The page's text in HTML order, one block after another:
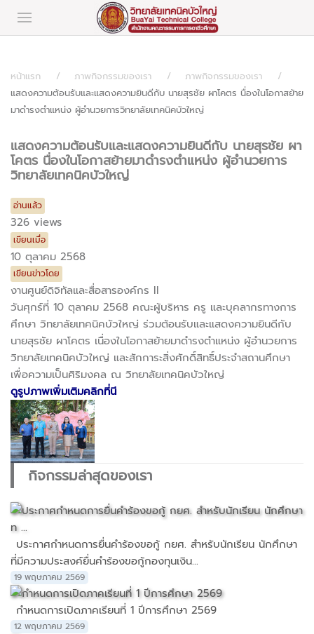
หน้าแรก ภาพกิจกรรมของเรา
ภาพกิจกรรมของเรา
แสดงความต้อนรับและแสดงความยินดีกับ นายสุรชัย ผาโคตร นื่องในโอกาสย้าย
มาดำรงตำแหน่ง ผู้อำนวยการวิทยาลัยเทคนิคบัวใหญ่
แสดงความต้อนรับและแสดงความยินดีกับ นายสุรชัย ผา
โคตร นื่องในโอกาสย้ายมาดำรงตำแหน่ง ผู้อำนวยการ
วิทยาลัยเทคนิคบัวใหญ่
อ่านแล้ว
326 views
เขียนเมื่อ
10 ตุลาคม 2568
เขียนข่าวโดย
งานศูนย์ดิจิทัลและสื่อสารองค์กร II
วันศุกร์ที่ 10 ตุลาคม 2568 คณะผู้บริหาร ครู และบุคลากรทางการ
ศึกษา วิทยาลัยเทคนิคบัวใหญ่ ร่วมต้อนรับและแสดงความยินดีกับ
นายสุรชัย ผาโคตร เนื่องในโอกาสย้ายมาดำรงตำแหน่ง ผู้อำนวยการ
วิทยาลัยเทคนิคบัวใหญ่ และสักการะสิ่งศักดิ์สิทธิ์ประจำสถานศึกษา
เพื่อความเป็นศิริมงคล ณ วิทยาลัยเทคนิคบัวใหญ่
ดูรูปภาพเพิ่มเติมคลิกที่นี
กิจกรรมล่าสุดของเรา
ประกาศกำหนดการยื่นคำร้องขอกู้ กยศ. สำหรับนักเรียน นักศึกษา
ที่มีความประสงค์ยื่นคำร้องขอกู้กองทุนเงิน...
19 พฤษภาคม 2569
กำหนดการเปิดภาคเรียนที่ 1 ปีการศึกษา 2569
12 พฤษภาคม 2569